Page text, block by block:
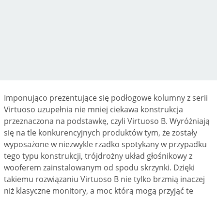
Imponująco prezentujące się podłogowe kolumny z serii
Virtuoso uzupełnia nie mniej ciekawa konstrukcja
przeznaczona na podstawkę, czyli Virtuoso B. Wyróżniają
się na tle konkurencyjnych produktów tym, że zostały
wyposażone w niezwykle rzadko spotykany w przypadku
tego typu konstrukcji, trójdrożny układ głośnikowy z
wooferem zainstalowanym od spodu skrzynki. Dzięki
takiemu rozwiązaniu Virtuoso B nie tylko brzmią inaczej
niż klasyczne monitory, a moc którą mogą przyjąć te